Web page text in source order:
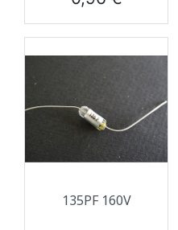
135PF 160V